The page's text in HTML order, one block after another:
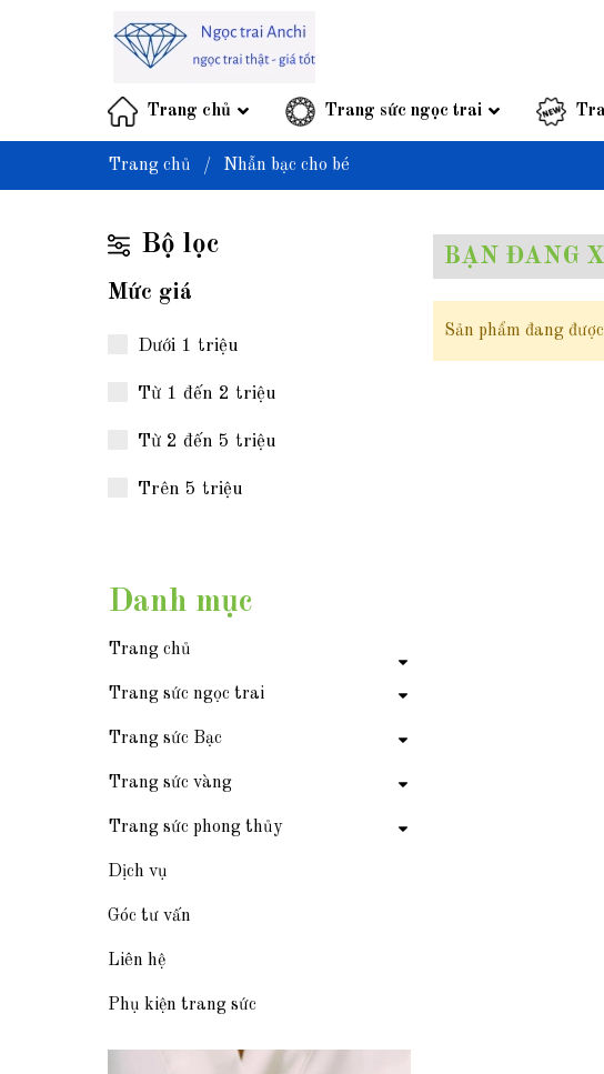
Trang chủ Trang sức ngọc trai
Trang chủ / Nhẫn bạc cho bé
Bộ lọc
Mức giá
Dưới 1 triệu
Từ 1 đến 2 triệu
Từ 2 đến 5 triệu
Trên 5 triệu
Danh mục
Trang chủ
Trang sức ngọc trai
Trang sức Bạc
Trang sức vàng
Trang sức phong thủy
Dịch vụ
Góc tư vấn
Liên hệ
Phụ kiện trang sức
BẠN ĐANG
Sản phẩm đang